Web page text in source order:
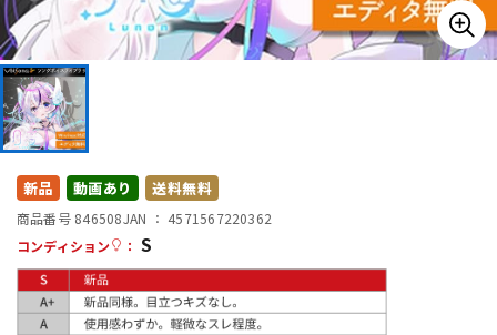
DJ機器 DTM
配信/ライブ機器
中古 ヴィンテージ
新品 動画あり 送料無料
商品番号 846508JAN ： 4571567220362
コンディション
： S